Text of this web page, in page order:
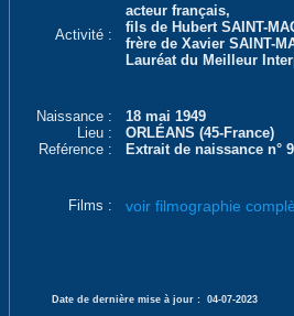
Activité :
acteur français,
fils de Hubert SAINT-
frère de Xavier SAINT-
Lauréat du Meilleur
Naissance :
18 mai 1949
Lieu :
ORLÉANS (45-France)
Reférence :
Extrait de naissance n°
Films : voir filmographie
Date de dernière mise à jour : 04-07-2023